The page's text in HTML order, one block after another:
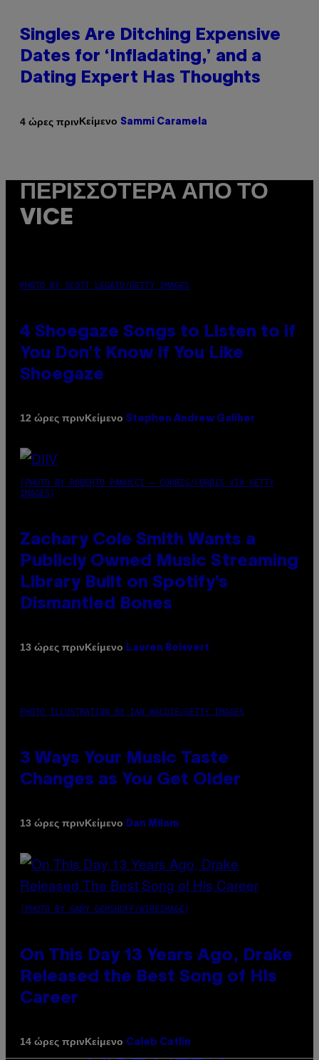
Singles Are Ditching Expensive
Dates for ‘Infladating,’ and a
Dating Expert Has Thoughts
4 ώρες πρινΚείμενο Sammi Caramela
ΠΕΡΙΣΣΌΤΕΡΑ ΑΠΌ ΤΟ
VICE
PHOTO BY SCOTT LEGATO/GETTY IMAGES
4 Shoegaze Songs to Listen to if
You Don’t Know if You Like
Shoegaze
12 ώρες πρινΚείμενο Stephen Andrew Galiher
(PHOTO BY ROBERTO PANUCCI – CORBIS/CORBIS VIA GETTY
IMAGES)
Zachary Cole Smith Wants a
Publicly Owned Music Streaming
Library Built on Spotify’s
Dismantled Bones
13 ώρες πρινΚείμενο Lauren Boisvert
PHOTO ILLUSTRATION BY IAN WALDIE/GETTY IMAGES
3 Ways Your Music Taste
Changes as You Get Older
13 ώρες πρινΚείμενο Dan Milam
(PHOTO BY GARY GERSHOFF/WIREIMAGE)
On This Day 13 Years Ago, Drake
Released the Best Song of His
Career
14 ώρες πρινΚείμενο Caleb Catlin